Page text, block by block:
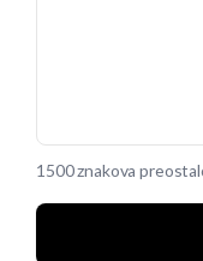
1500 znakova